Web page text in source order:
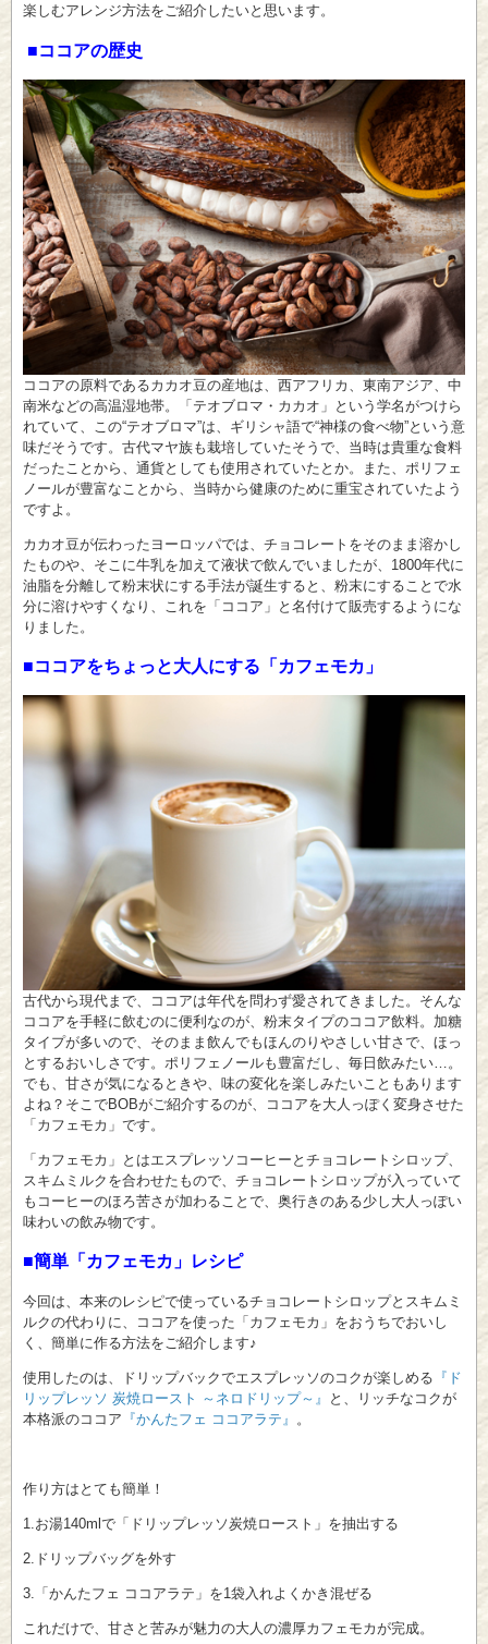
楽しむアレンジ方法をご紹介したいと思います。
■ココアの歴史
ココアの原料であるカカオ豆の産地は、西アフリカ、東南アジア、中
南米などの高温湿地帯。「テオブロマ・カカオ」という学名がつけら
れていて、この“テオブロマ”は、ギリシャ語で“神様の食べ物”という意
味だそうです。古代マヤ族も栽培していたそうで、当時は貴重な食料
だったことから、通貨としても使用されていたとか。また、ポリフェ
ノールが豊富なことから、当時から健康のために重宝されていたよう
ですよ。
カカオ豆が伝わったヨーロッパでは、チョコレートをそのまま溶かし
たものや、そこに牛乳を加えて液状で飲んでいましたが、1800年代に
油脂を分離して粉末状にする手法が誕生すると、粉末にすることで水
分に溶けやすくなり、これを「ココア」と名付けて販売するようにな
りました。
■ココアをちょっと大人にする「カフェモカ」
古代から現代まで、ココアは年代を問わず愛されてきました。そんな
ココアを手軽に飲むのに便利なのが、粉末タイプのココア飲料。加糖
タイプが多いので、そのまま飲んでもほんのりやさしい甘さで、ほっ
とするおいしさです。ポリフェノールも豊富だし、毎日飲みたい…。
でも、甘さが気になるときや、味の変化を楽しみたいこともあります
よね？そこでBOBがご紹介するのが、ココアを大人っぽく変身させた
「カフェモカ」です。
「カフェモカ」とはエスプレッソコーヒーとチョコレートシロップ、
スキムミルクを合わせたもので、チョコレートシロップが入っていて
もコーヒーのほろ苦さが加わることで、奥行きのある少し大人っぽい
味わいの飲み物です。
■簡単「カフェモカ」レシピ
今回は、本来のレシピで使っているチョコレートシロップとスキムミ
ルクの代わりに、ココアを使った「カフェモカ」をおうちでおいし
く、簡単に作る方法をご紹介します♪
使用したのは、ドリップバックでエスプレッソのコクが楽しめる 『ド
リップレッソ 炭焼ロースト ～ネロドリップ～』
と、リッチなコクが
本格派のココア 『かんたフェ ココアラテ』 。
作り方はとても簡単！
1.お湯140mlで「ドリップレッソ炭焼ロースト」を抽出する
2.ドリップバッグを外す
3.「かんたフェ ココアラテ」を1袋入れよくかき混ぜる
これだけで、甘さと苦みが魅力の大人の濃厚カフェモカが完成。